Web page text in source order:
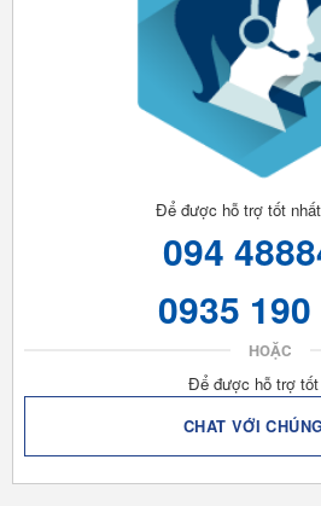
Để được hỗ trợ tốt
094
0935 190
HOẶC
Để được hỗ trợ tốt
CHAT VỚI